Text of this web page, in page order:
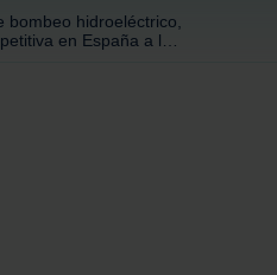
bombeo hidroeléctrico,
en España a la